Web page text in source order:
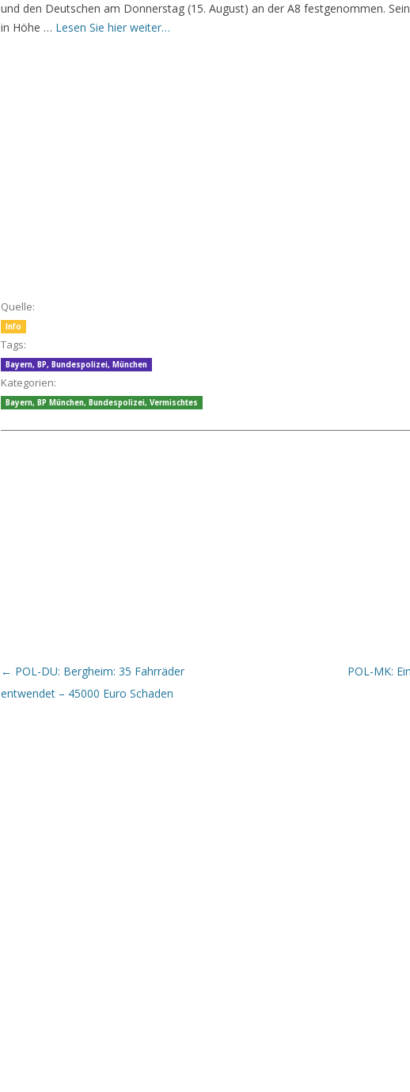
und den Deutschen am Donnerstag (15. August) an der A8 festgenommen.
in Höhe … Lesen Sie hier weiter…
Quelle:
Info
Tags:
Bayern, BP, Bundespolizei, München
Kategorien:
Bayern, BP München, Bundespolizei, Vermischtes
Beitrags-Navigation
← POL-DU: Bergheim: 35 Fahrräder
entwendet – 45000 Euro Schaden
POL-MK: